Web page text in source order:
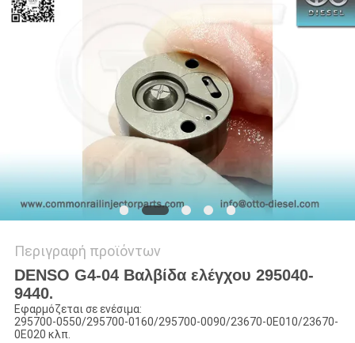
Περιγραφή προϊόντων
DENSO G4-04 Βαλβίδα ελέγχου 295040-
9440.
Εφαρμόζεται σε ενέσιμα:
295700-0550/295700-0160/295700-0090/23670-0E010/23670-
0E020 κλπ.